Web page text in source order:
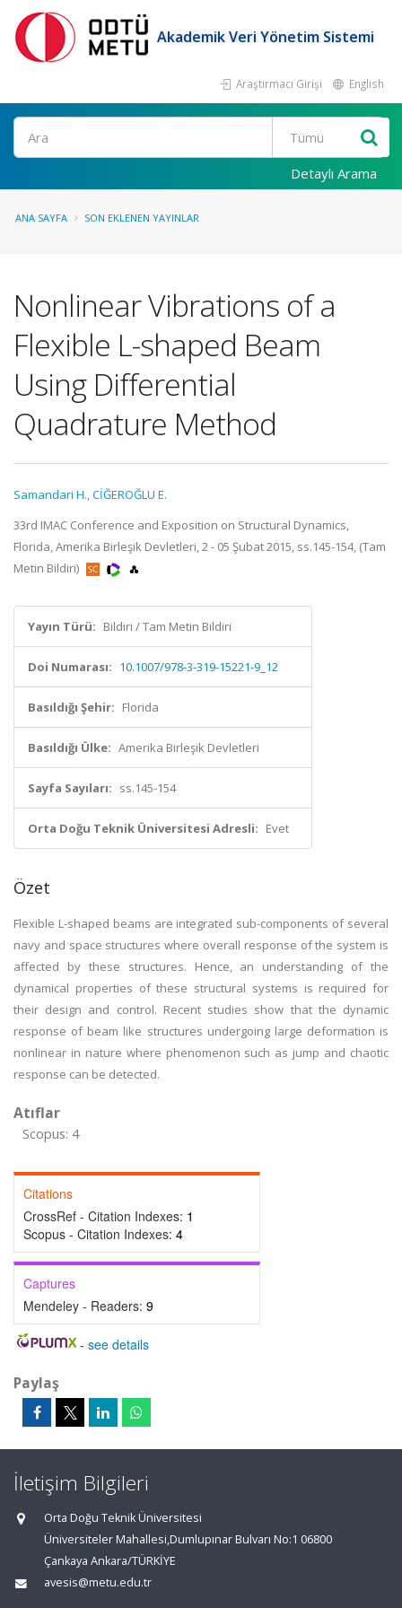
Akademik Veri Yönetim Sistemi
Araştırmacı Girişi English
Ara
Detaylı Arama
ANA SAYFA SON EKLENEN YAYINLAR
Nonlinear Vibrations of a
Flexible L-shaped Beam
Using Differential
Quadrature Method
Samandari H.,CİĞEROĞLU E.
33rd IMAC Conference and Exposition on Structural Dynamics,
Florida, Amerika Birleşik Devletleri, 2 - 05 Şubat 2015, ss.145-154, (Tam
Metin Bildiri)
Yayın Türü: Bildiri / Tam Metin Bildiri
Doi Numarası: 10.1007/978-3-319-15221-9_12
Basıldığı Şehir: Florida
Basıldığı Ülke: Amerika Birleşik Devletleri
Sayfa Sayıları: ss.145-154
Orta Doğu Teknik Üniversitesi Adresli: Evet
Özet
Flexible L-shaped beams are integrated sub-components of several
navy and space structures where overall response of the system is
affected by these structures. Hence, an understanding of the
dynamical properties of these structural systems is required for
their design and control. Recent studies show that the dynamic
response of beam like structures undergoing large deformation is
nonlinear in nature where phenomenon such as jump and chaotic
response can be detected.
Atıflar
Scopus: 4
Citations
CrossRef - Citation Indexes: 1
Scopus - Citation Indexes: 4
Captures
Mendeley - Readers: 9
- see details
Paylaş
İletişim Bilgileri
Orta Doğu Teknik Üniversitesi
Üniversiteler Mahallesi,Dumlupınar Bulvarı No:1 06800
Çankaya Ankara/TÜRKİYE
avesis@metu.edu.tr